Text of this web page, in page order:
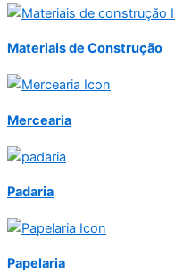
Materiais de Construção
Mercearia
Padaria
Papelaria